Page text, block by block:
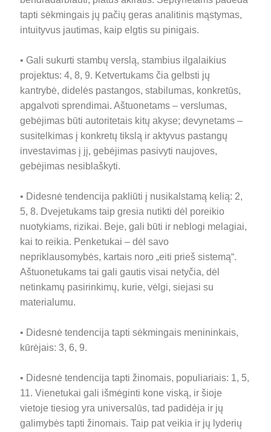
tapti sėkmingais jų pačių geras analitinis mąstymas,
intuityvus jautimas, kaip elgtis su pinigais.
• Gali sukurti stambų verslą, stambius ilgalaikius
projektus: 4, 8, 9. Ketvertukams čia gelbsti jų
kantrybė, didelės pastangos, stabilumas, konkretūs,
apgalvoti sprendimai. Aštuonetams – verslumas,
gebėjimas būti autoritetais kitų akyse; devynetams –
susitelkimas į konkretų tikslą ir aktyvus pastangų
investavimas į jį, gebėjimas pasivyti naujoves,
gebėjimas nesiblaškyti.
• Didesnė tendencija pakliūti į nusikalstamą kelią: 2,
5, 8. Dvejetukams taip gresia nutikti dėl poreikio
nuotykiams, rizikai. Beje, gali būti ir neblogi melagiai,
kai to reikia. Penketukai – dėl savo
nepriklausomybės, kartais noro „eiti prieš sistemą“.
Aštuonetukams tai gali gautis visai netyčia, dėl
netinkamų pasirinkimų, kurie, vėlgi, siejasi su
materialumu.
• Didesnė tendencija tapti sėkmingais menininkais,
kūrėjais: 3, 6, 9.
• Didesnė tendencija tapti žinomais, populiariais: 1, 5,
11. Vienetukai gali išmėginti kone viską, ir šioje
vietoje tiesiog yra universalūs, tad padidėja ir jų
galimybės tapti žinomais. Taip pat veikia ir jų lyderių